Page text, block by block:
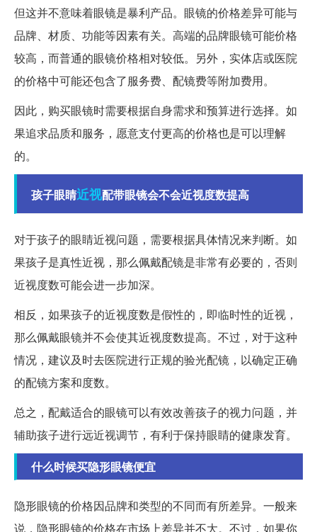
但这并不意味着眼镜是暴利产品。眼镜的价格差异可能与
品牌、材质、功能等因素有关。高端的品牌眼镜可能价格
较高，而普通的眼镜价格相对较低。另外，实体店或医院
的价格中可能还包含了服务费、配镜费等附加费用。
因此，购买眼镜时需要根据自身需求和预算进行选择。如
果追求品质和服务，愿意支付更高的价格也是可以理解
的。
孩子眼睛近视配带眼镜会不会近视度数提高
对于孩子的眼睛近视问题，需要根据具体情况来判断。如
果孩子是真性近视，那么佩戴配镜是非常有必要的，否则
近视度数可能会进一步加深。
相反，如果孩子的近视度数是假性的，即临时性的近视，
那么佩戴眼镜并不会使其近视度数提高。不过，对于这种
情况，建议及时去医院进行正规的验光配镜，以确定正确
的配镜方案和度数。
总之，配戴适合的眼镜可以有效改善孩子的视力问题，并
辅助孩子进行远近视调节，有利于保持眼睛的健康发育。
什么时候买隐形眼镜便宜
隐形眼镜的价格因品牌和类型的不同而有所差异。一般来
说，隐形眼镜的价格在市场上差异并不大。不过，如果你